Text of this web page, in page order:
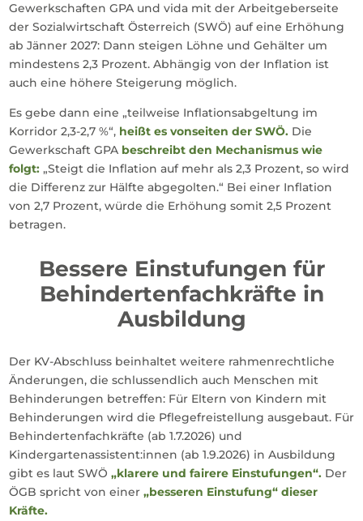
Gewerkschaften GPA und vida mit der Arbeitgeberseite
der Sozialwirtschaft Österreich (SWÖ) auf eine Erhöhung
ab Jänner 2027: Dann steigen Löhne und Gehälter um
mindestens 2,3 Prozent. Abhängig von der Inflation ist
auch eine höhere Steigerung möglich.
Es gebe dann eine „teilweise Inflationsabgeltung im
Korridor 2,3-2,7 %“, heißt es vonseiten der SWÖ.Die
Gewerkschaft GPA beschreibt den Mechanismus wie
folgt:„Steigt die Inflation auf mehr als 2,3 Prozent, so wird
die Differenz zur Hälfte abgegolten.“ Bei einer Inflation
von 2,7 Prozent, würde die Erhöhung somit 2,5 Prozent
betragen.
Bessere Einstufungen für
Behindertenfachkräfte in
Ausbildung
Der KV-Abschluss beinhaltet weitere rahmenrechtliche
Änderungen, die schlussendlich auch Menschen mit
Behinderungen betreffen: Für Eltern von Kindern mit
Behinderungen wird die Pflegefreistellung ausgebaut. Für
Behindertenfachkräfte (ab 1.7.2026) und
Kindergartenassistent:innen (ab 1.9.2026) in Ausbildung
gibt es laut SWÖ „klarere und fairere Einstufungen“.Der
ÖGB spricht von einer„besseren Einstufung“ dieser
Kräfte.